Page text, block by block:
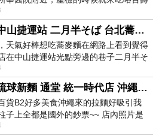
專...
中山區 中山捷運站 二月半そば 台北蕎麥麵
天氣好棒想吃蕎麥麵在網路上看到覺得
在中山捷運站光點旁邊的巷子二月半そ
麥...
信義區 琉球新麵 通堂 統一時代店 沖繩拉麵
貨B2好多美食沖繩來的拉麵好吸引我
子上全都是國外的鈔票~~ 店內照片是